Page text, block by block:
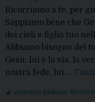
Ricorriamo a te, per
Sappiamo bene che
dei cieli e figlio tuo
Abbiamo bisogno del
Gesù: lui è la via, la
nostra fede, lui …
giuseppe giuliano lucera-